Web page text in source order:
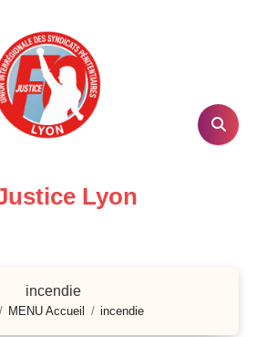
Lyon
incendie
MENU Accueil incendie